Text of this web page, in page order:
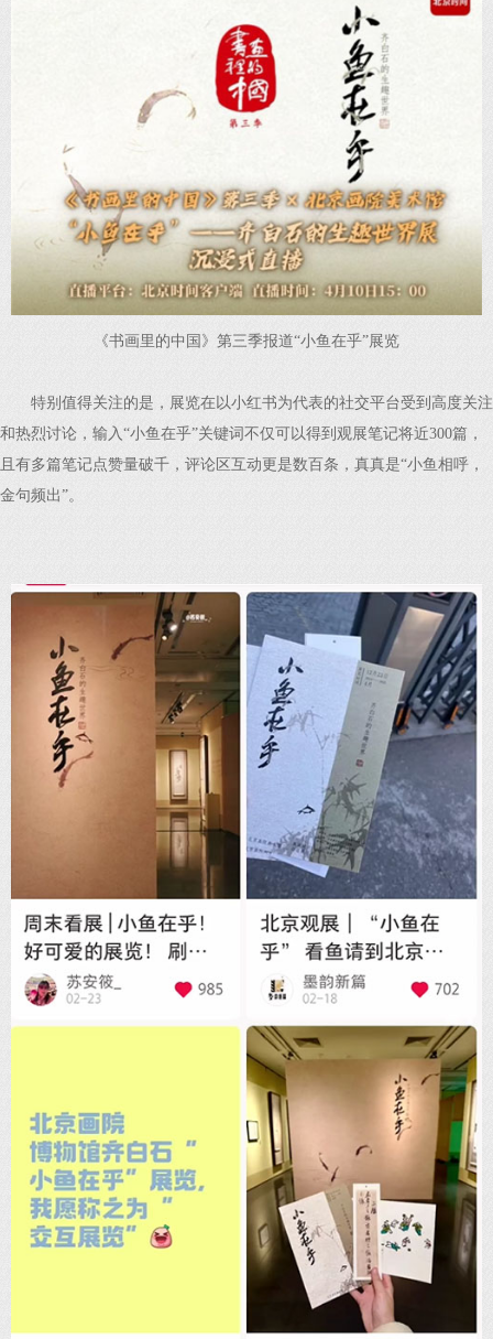
《书画里的中国》第三季报道“小鱼在乎”展览
特别值得关注的是，展览在以小红书为代表的社交平台受到高度关注
和热烈讨论，输入“小鱼在乎”关键词不仅可以得到观展笔记将近300篇，
且有多篇笔记点赞量破千，评论区互动更是数百条，真真是“小鱼相呼，
金句频出”。